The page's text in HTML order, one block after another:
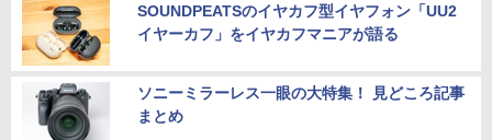
SOUNDPEATSのイヤカフ型イヤフォン「UU2
イヤーカフ」をイヤカフマニアが語る
ソニーミラーレス一眼の大特集！ 見どころ記事
まとめ